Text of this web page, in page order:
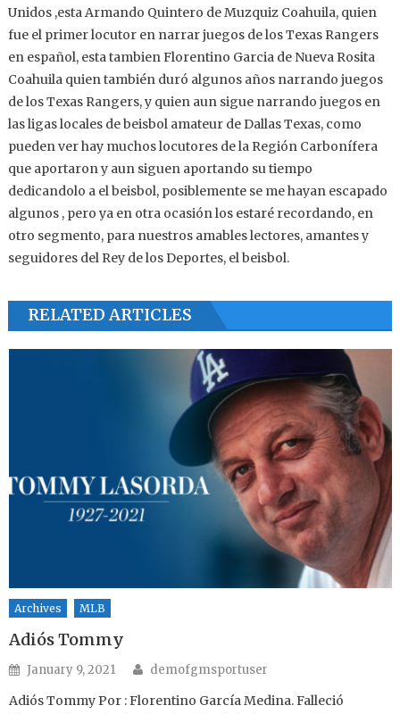
Unidos ,esta Armando Quintero de Muzquiz Coahuila, quien
fue el primer locutor en narrar juegos de los Texas Rangers
en español, esta tambien Florentino Garcia de Nueva Rosita
Coahuila quien también duró algunos años narrando juegos
de los Texas Rangers, y quien aun sigue narrando juegos en
las ligas locales de beisbol amateur de Dallas Texas, como
pueden ver hay muchos locutores de la Región Carbonífera
que aportaron y aun siguen aportando su tiempo
dedicandolo a el beisbol, posiblemente se me hayan escapado
algunos , pero ya en otra ocasión los estaré recordando, en
otro segmento, para nuestros amables lectores, amantes y
seguidores del Rey de los Deportes, el beisbol.
RELATED ARTICLES
Archives MLB
Adiós Tommy
Posted on
January 9, 2021 Author
demofgmsportuser
Adiós Tommy Por : Florentino García Medina. Falleció